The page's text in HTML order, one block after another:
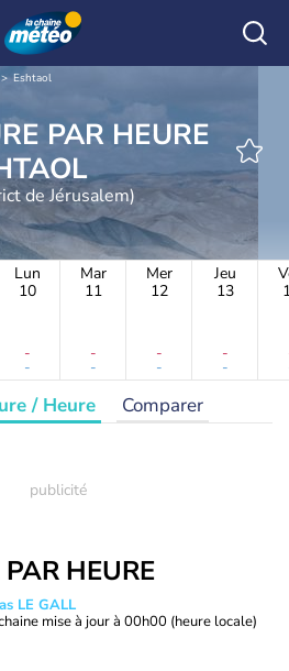
Eshtaol
PAR HEURE
de Jérusalem)
Lun
10
-
-
Mar
11
-
-
Mer
12
-
-
Jeu
13
-
-
/ Heure Comparer
HEURE
LE GALL
mise à jour à 00h00 (heure locale)